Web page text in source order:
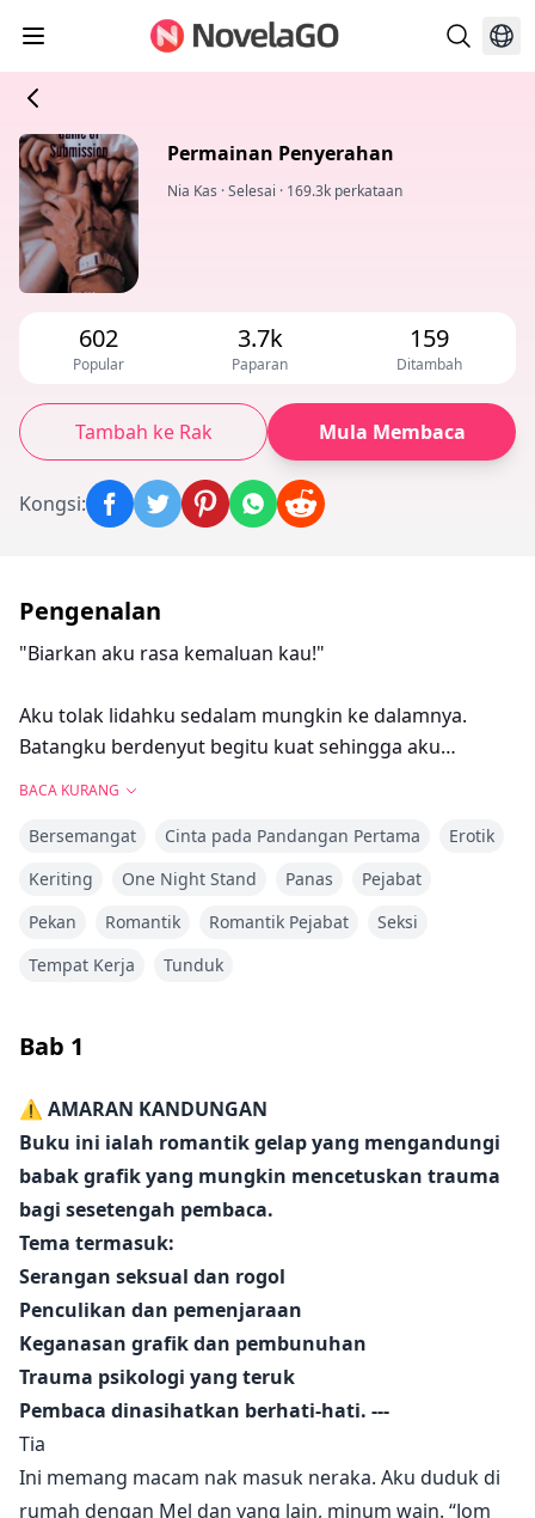
Permainan Penyerahan
Nia Kas ·Selesai · 169.3k perkataan
602
Popular
3.7k
Paparan
159
Ditambah
Tambah ke Rak Mula Membaca
Kongsi:
Pengenalan
"Biarkan aku rasa kemaluan kau!"
Aku tolak lidahku sedalam mungkin ke dalamnya.
Batangku berdenyut begitu kuat sehingga aku
sehingga dia mula menggigil. Aku menjilat dan
menggigit lembut sambil mengusik kelentitnya
pertemuan satu malam di tempat kerja barunya, yang
kebetulan adalah bosnya sendiri, Dominic, dia terkejut.
Dominic mahukan dia dan mahu dia tunduk, tetapi Tia
enggan menyerah. Kehidupan kerja mereka menjadi
tegang apabila Dominic tidak mahu menerima
penolakan. Kehamilan bekas teman wanita Dominic
yang tiba-tiba dan kehilangannya mengejutkan semua
orang, dan hubungan mereka terhenti. Apabila Tia
hilang suatu malam dan mengalami trauma, Dominic
ditinggalkan tanpa jawapan dan menderita.
lelaki yang dia inginkan. Dia akan melakukan apa
BACA KURANG
Bersemangat Cinta pada Pandangan Pertama
Erotik
Keriting
One Night Stand Panas
Pejabat
Pekan
Romantik Romantik Pejabat
Seksi
Tempat Kerja
Tunduk
Bab 1
⚠️ AMARAN KANDUNGAN
Buku ini ialah romantik gelap yang mengandungi
babak grafik yang mungkin mencetuskan trauma
bagi sesetengah pembaca.
Tema termasuk:
Serangan seksual dan rogol
Penculikan dan pemenjaraan
Keganasan grafik dan pembunuhan
Trauma psikologi yang teruk
Pembaca dinasihatkan berhati-hati. ---
Tia
Ini memang macam nak masuk neraka. Aku duduk di
rumah dengan Mel dan yang lain, minum wain. “Jom